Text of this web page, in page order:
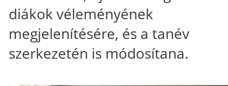
diákok véleményének
megjelenítésére, és a tanév
szerkezetén is módosítana.